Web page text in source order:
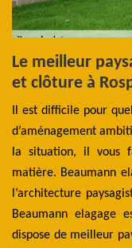
Le meilleur
et clôture à
Il est difficile pour
d’aménagement
la situation, il vous
matière. Beaumann
l’architecture
Beaumann elagage
dispose de meilleur